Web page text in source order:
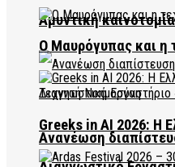
Αμυντική
Ανανέωση
Ο Μαυρόγυπας και η
Greeks in AI 2026: Η